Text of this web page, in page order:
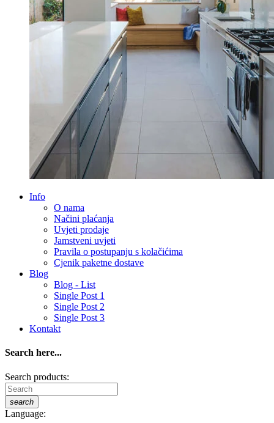
Info
O nama
Načini plaćanja
Uvjeti prodaje
Jamstveni uvjeti
Pravila o postupanju s kolačićima
Cjenik paketne dostave
Blog
Blog - List
Single Post 1
Single Post 2
Single Post 3
Kontakt
Search here...
Search products:
search
Language: